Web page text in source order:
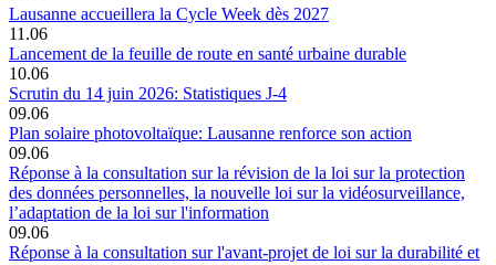
Lausanne accueillera la Cycle Week dès 2027
11.06
Lancement de la feuille de route en santé urbaine durable
10.06
Scrutin du 14 juin 2026: Statistiques J-4
09.06
Plan solaire photovoltaïque: Lausanne renforce son action
09.06
Réponse à la consultation sur la révision de la loi sur la protection
des données personnelles, la nouvelle loi sur la vidéosurveillance,
l’adaptation de la loi sur l'information
09.06
Réponse à la consultation sur l'avant-projet de loi sur la durabilité et